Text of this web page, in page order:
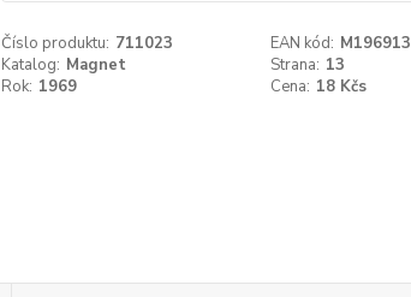
Číslo produktu: 711023 EAN kód: M196913
Katalog: Magnet Strana: 13
Rok: 1969 Cena: 18 Kčs